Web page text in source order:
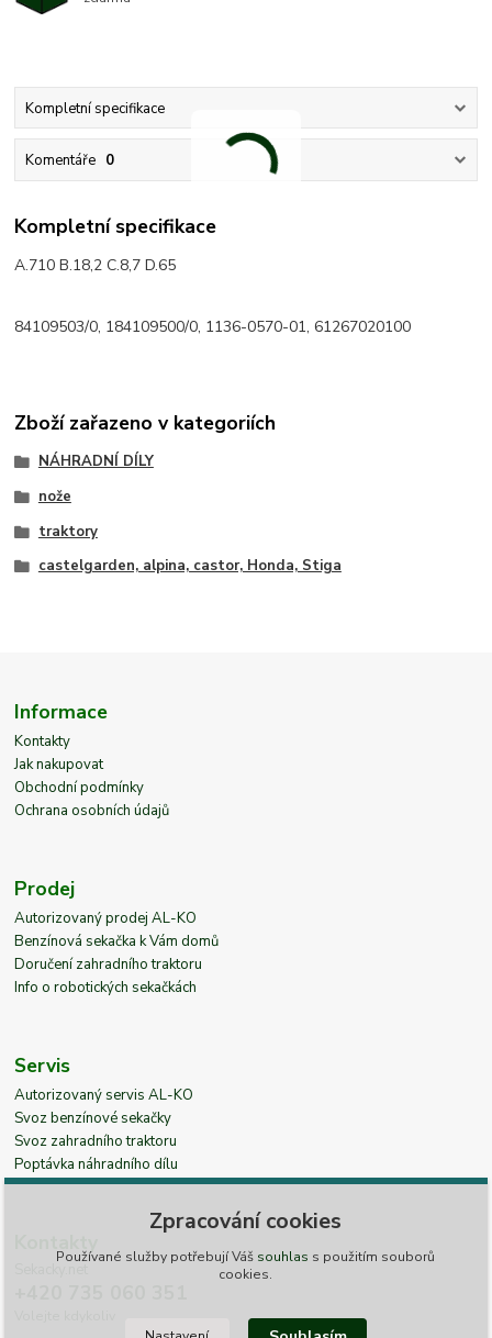
Kompletní specifikace
Komentáře 0
Kompletní specifikace
A.710 B.18,2 C.8,7 D.65
84109503/0, 184109500/0, 1136-0570-01, 61267020100
Zboží zařazeno v kategoriích
NÁHRADNÍ DÍLY
nože
traktory
castelgarden, alpina, castor, Honda, Stiga
Informace
Kontakty
Jak nakupovat
Obchodní podmínky
Ochrana osobních údajů
Prodej
Autorizovaný prodej AL-KO
Benzínová sekačka k Vám domů
Doručení zahradního traktoru
Info o robotických sekačkách
Servis
Autorizovaný servis AL-KO
Svoz benzínové sekačky
Svoz zahradního traktoru
Poptávka náhradního dílu
Zpracování cookies
Používané služby potřebují Váš souhlas s použitím souborů
cookies.